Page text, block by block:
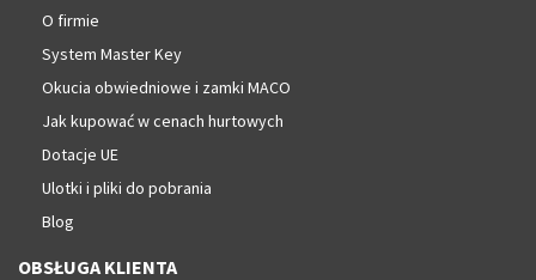
O firmie
System Master Key
Okucia obwiedniowe i zamki MACO
Jak kupować w cenach hurtowych
Dotacje UE
Ulotki i pliki do pobrania
Blog
OBSŁUGA KLIENTA